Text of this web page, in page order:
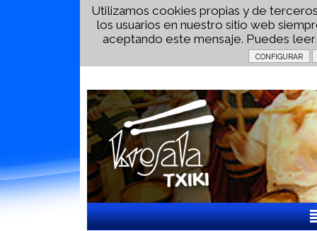
Utilizamos cookies propias y de
los usuarios en nuestro sitio web
aceptando este mensaje. Puedes